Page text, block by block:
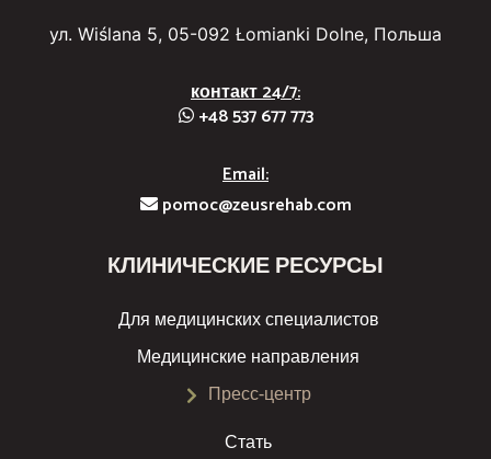
ул. Wiślana 5, 05-092 Łomianki Dolne, Польша
контакт 24/7:
+48 537 677 773
Email:
pomoc@zeusrehab.com
КЛИНИЧЕСКИЕ РЕСУРСЫ
Для медицинских специалистов
Медицинские направления
Пресс-центр
Стать